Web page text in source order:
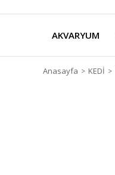
AKVARYUM
Anasayfa KEDİ